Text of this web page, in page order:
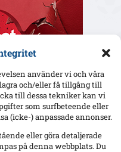
använder vi och våra
och/eller få tillgång till
till dessa tekniker kan vi
som surfbeteende eller
(icke-) anpassade annonser.
eller göra detaljerade
på denna webbplats. Du